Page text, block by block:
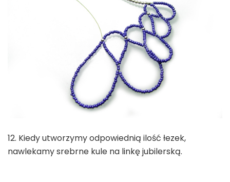
12. Kiedy utworzymy odpowiednią ilość łezek,
nawlekamy srebrne kule na linkę jubilerską.